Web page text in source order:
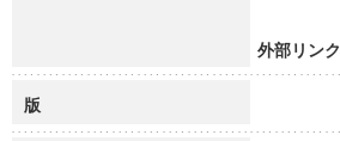
外部リンク
版